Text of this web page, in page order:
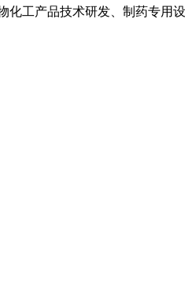
工产品技术研发、制药专用